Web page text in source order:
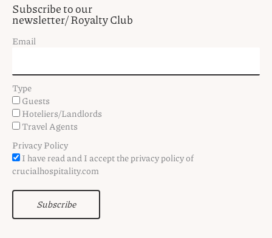
Subscribe to our
newsletter/ Royalty Club
Email
Type
Guests
Hoteliers/Landlords
Travel Agents
Privacy Policy
I have read and I accept the privacy policy of
crucialhospitality.com
Subscribe